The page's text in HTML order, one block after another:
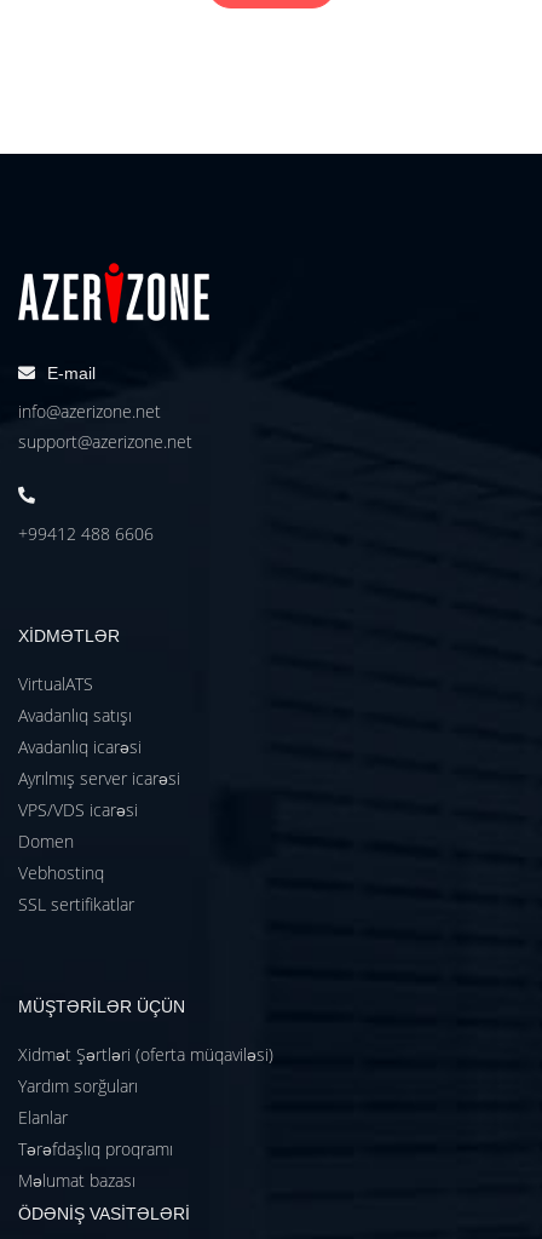
E-mail
info@azerizone.net
support@azerizone.net
+99412 488 6606
XİDMƏTLƏR
VirtualATS
Avadanlıq satışı
Avadanlıq icarəsi
Ayrılmış server icarəsi
VPS/VDS icarəsi
Domen
Vebhostinq
SSL sertifikatlar
MÜŞTƏRİLƏR ÜÇÜN
Xidmət Şərtləri (oferta müqaviləsi)
Yardım sorğuları
Elanlar
Tərəfdaşlıq proqramı
Məlumat bazası
ÖDƏNİŞ VASİTƏLƏRİ